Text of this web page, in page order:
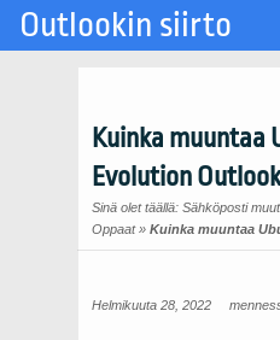
Kuinka muuntaa
Evolution
Sinä olet täällä: Sähköposti
Oppaat» Kuinka muuntaa
Helmikuuta 28, 2022
Outlookin siirto